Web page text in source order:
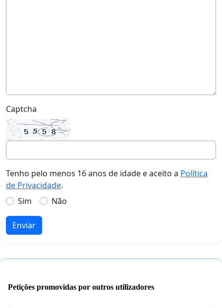
Captcha
Tenho pelo menos 16 anos de idade e aceito a Política
de Privacidade.
Sim
Não
Enviar
Petições promovidas por outros utilizadores